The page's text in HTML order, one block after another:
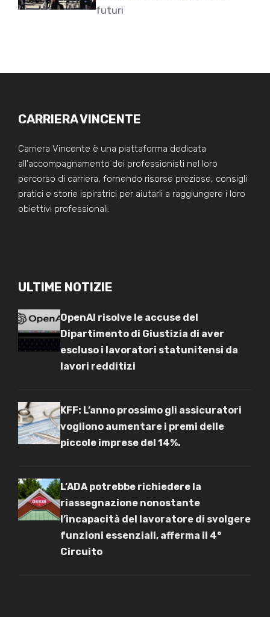
futuri
CARRIERA VINCENTE
Carriera Vincente è una piattaforma dedicata
all'accompagnamento dei professionisti nel loro
percorso di carriera, fornendo risorse preziose, consigli
pratici e storie ispiratrici per aiutarli a raggiungere i loro
obiettivi professionali.
ULTIME NOTIZIE
OpenAI risolve le accuse del
Dipartimento di Giustizia di aver
escluso i lavoratori statunitensi da
lavori redditizi
KFF: L’anno prossimo gli assicuratori
vogliono aumentare i premi delle
piccole imprese del 14%.
L’ADA potrebbe richiedere la
riassegnazione nonostante
l’incapacità del lavoratore di svolgere
funzioni essenziali, afferma il 4°
Circuito